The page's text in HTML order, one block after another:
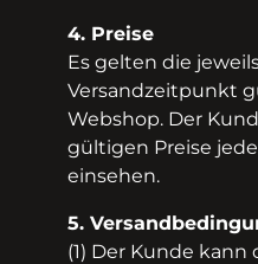
4. Preise
Es gelten die
Versandzeitpunkt
Webshop. Der
gültigen Preise
einsehen.
5.
(1) Der Kunde kann